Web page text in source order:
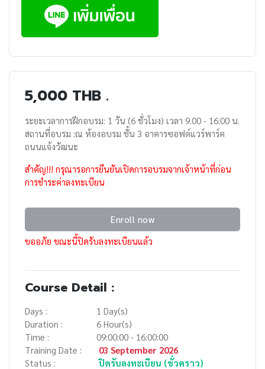
5,000 THB .
ระยะเวลาการฝึกอบรม: 1 วัน (6 ชั่วโมง) เวลา 9.00 - 16:00 น.
สถานที่อบรม :ณ ห้องอบรม ชั้น 3 อาคารซอฟต์แวร์พาร์ค
ถนนแจ้งวัฒนะ
สำคัญ!!! กรุณารอการยืนยันเปิดการอบรมจากเจ้าหน้าที่ก่อน
การชำระค่าลงทะเบียน
Enroll now
ขออภัย ขณะนี้ปิดรับลงทะเบียนแล้ว
Course Detail :
Days :
1 Day(s)
Duration :
6 Hour(s)
Time :
09:00:00 - 16:00:00
Training Date :
03 September 2026
Status :
ปิดรับลงทะเบียน (ชั่วคราว)